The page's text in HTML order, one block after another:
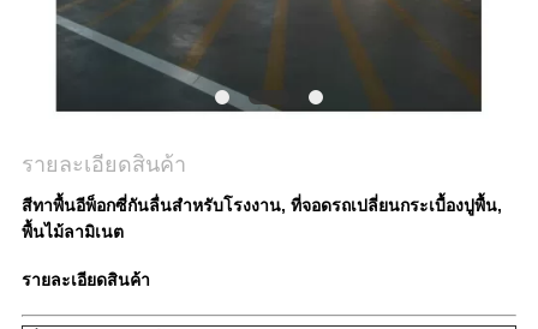
รายละเอียดสินค้า
สีทาพื้นอีพ็อกซี่กันลื่นสำหรับโรงงาน, ที่จอดรถเปลี่ยนกระเบื้องปูพื้น,
พื้นไม้ลามิเนต
รายละเอียดสินค้า